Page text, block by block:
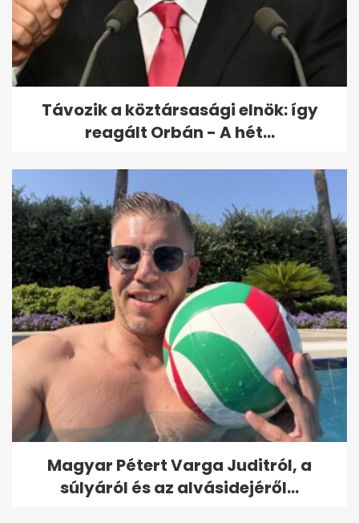
tűzoltóautó, ami letarolta a...
Távozik a köztársasági elnök: így
reagált Orbán - A hét...
Magyar Pétert Varga Juditról, a
súlyáról és az alvásidejéről...